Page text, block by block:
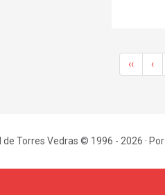
‹‹ ‹
Torres Vedras © 1996 - 2026 · Por